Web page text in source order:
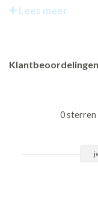
Lees meer
Klantbeoordelingen
0 sterren